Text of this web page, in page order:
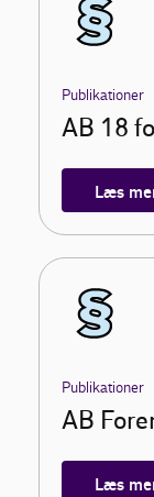
Publikationer
AB 18
Læs
Publikationer
AB
Læs